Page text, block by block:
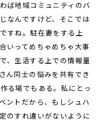
ば地域コミュニティのバ
なんですけど、そこでは
すね。駐在妻をする上
いってめちゃめちゃ大事
、生活する上での情報量
ん同士の悩みを共有でき
る場でもある。私にとっ
ントだから、もしシュハ
のすれ違いがないように